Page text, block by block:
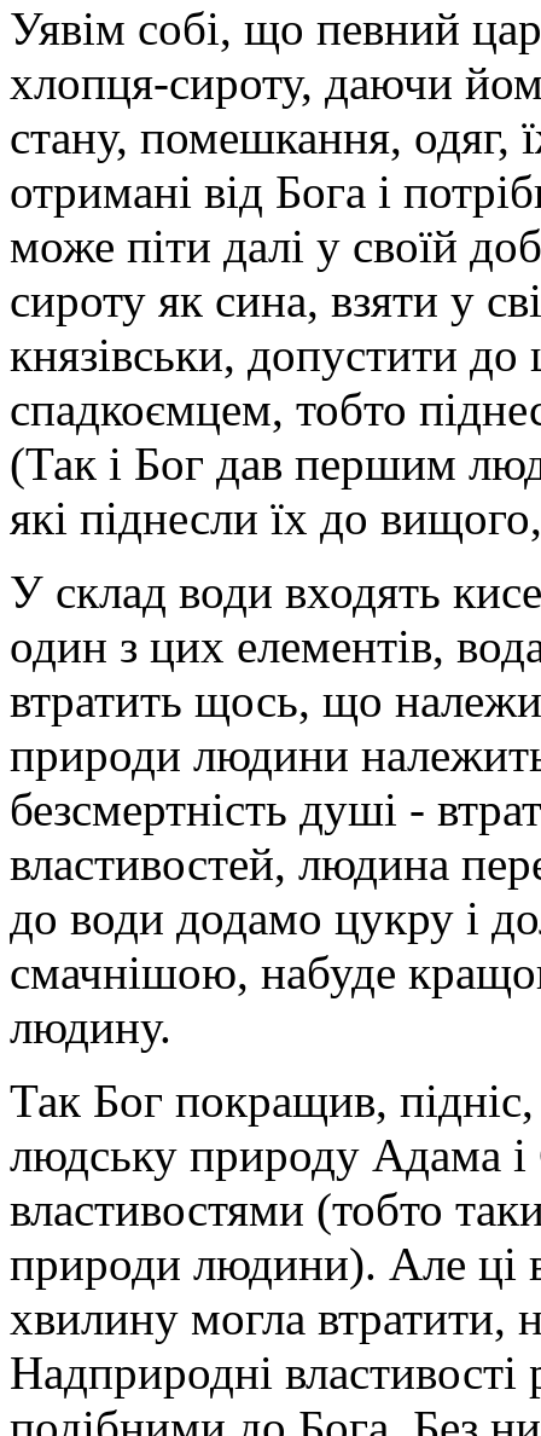
Уявім собі, що певний
хлопця-сироту, даючи
стану, помешкання, одяг,
отримані від Бога і
може піти далі у своїй
сироту як сина, взяти у
князівськи, допустити до
спадкоємцем, тобто
(Так і Бог дав першим
які піднесли їх до
У склад води входять
один з цих елементів,
втратить щось, що
природи людини належить
безсмертність душі -
властивостей, людина
до води додамо цукру і
смачнішою, набуде
людину.
Так Бог покращив,
людську природу Адама
властивостями (тобто
природи людини). Але ці
хвилину могла
Надприродні